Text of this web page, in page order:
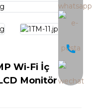
Wi-Fi İç
Monitör